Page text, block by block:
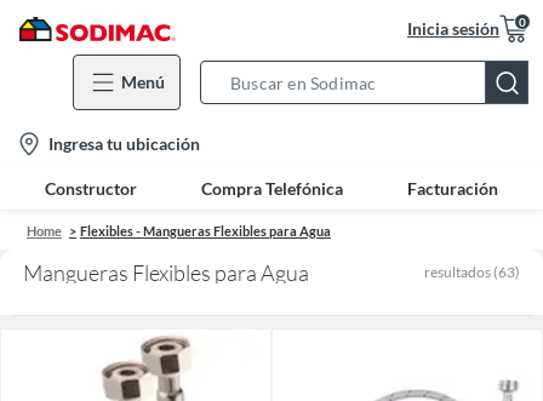
Inicia sesión 0
Menú
Bar
location-
icon
Ingresa tu ubicación
Constructor Compra Telefónica Facturación
Home Flexibles - Mangueras Flexibles para Agua
Mangueras Flexibles para Agua resultados (63)